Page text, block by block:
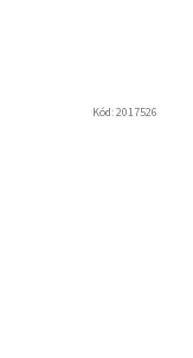
Kód:2017526